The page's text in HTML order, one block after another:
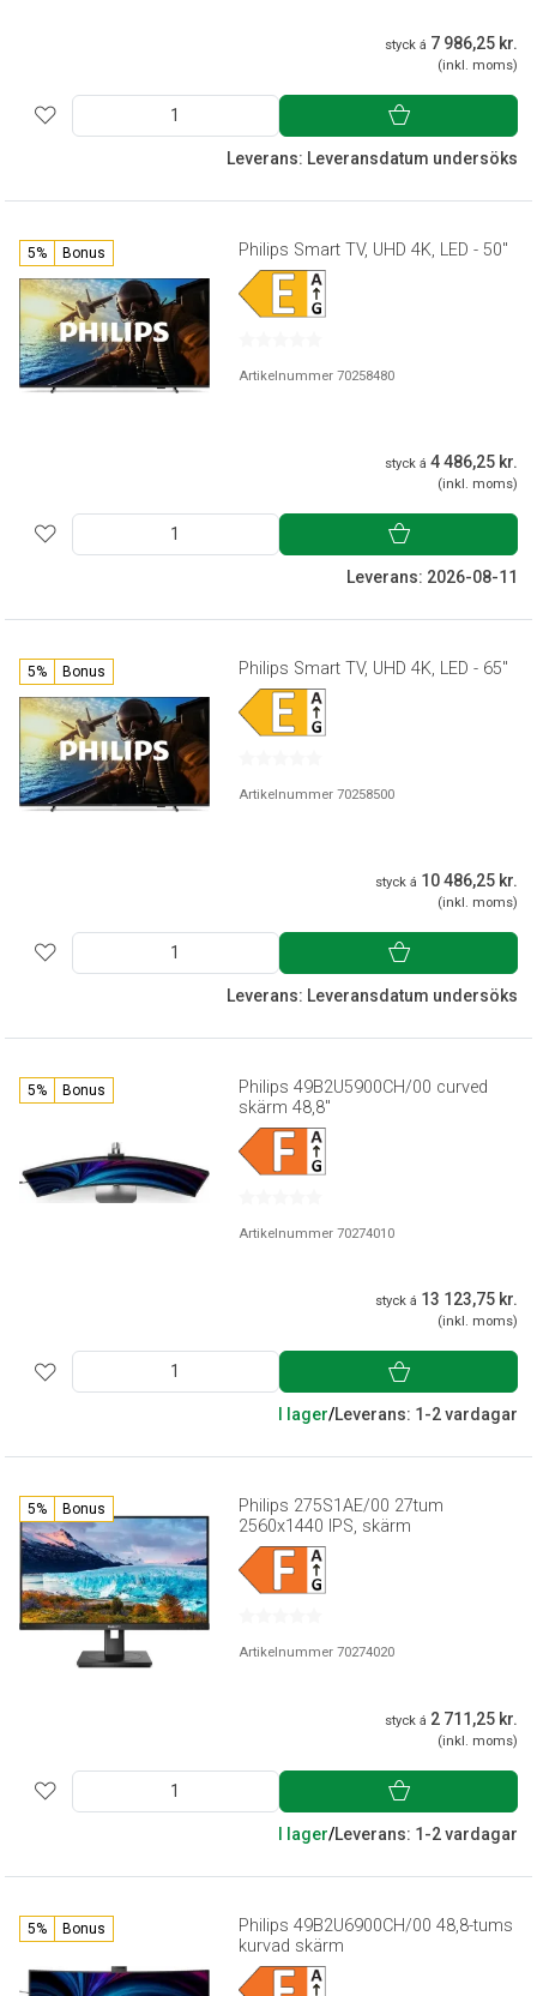
styck á 7 986,25 kr.
(inkl. moms)
Leverans: Leveransdatum undersöks
5% Bonus Philips Smart TV, UHD 4K, LED - 50"
Artikelnummer 70258480
styck á 4 486,25 kr.
(inkl. moms)
Leverans: 2026-08-11
5% Bonus Philips Smart TV, UHD 4K, LED - 65"
Artikelnummer 70258500
styck á 10 486,25 kr.
(inkl. moms)
Leverans: Leveransdatum undersöks
5% Bonus
Philips 49B2U5900CH/00 curved
skärm 48,8"
Artikelnummer 70274010
styck á 13 123,75 kr.
(inkl. moms)
I lager/Leverans: 1-2 vardagar
5% Bonus
Philips 275S1AE/00 27tum
2560x1440 IPS, skärm
Artikelnummer 70274020
styck á 2 711,25 kr.
(inkl. moms)
I lager/Leverans: 1-2 vardagar
5% Bonus
Philips 49B2U6900CH/00 48,8-tums
kurvad skärm